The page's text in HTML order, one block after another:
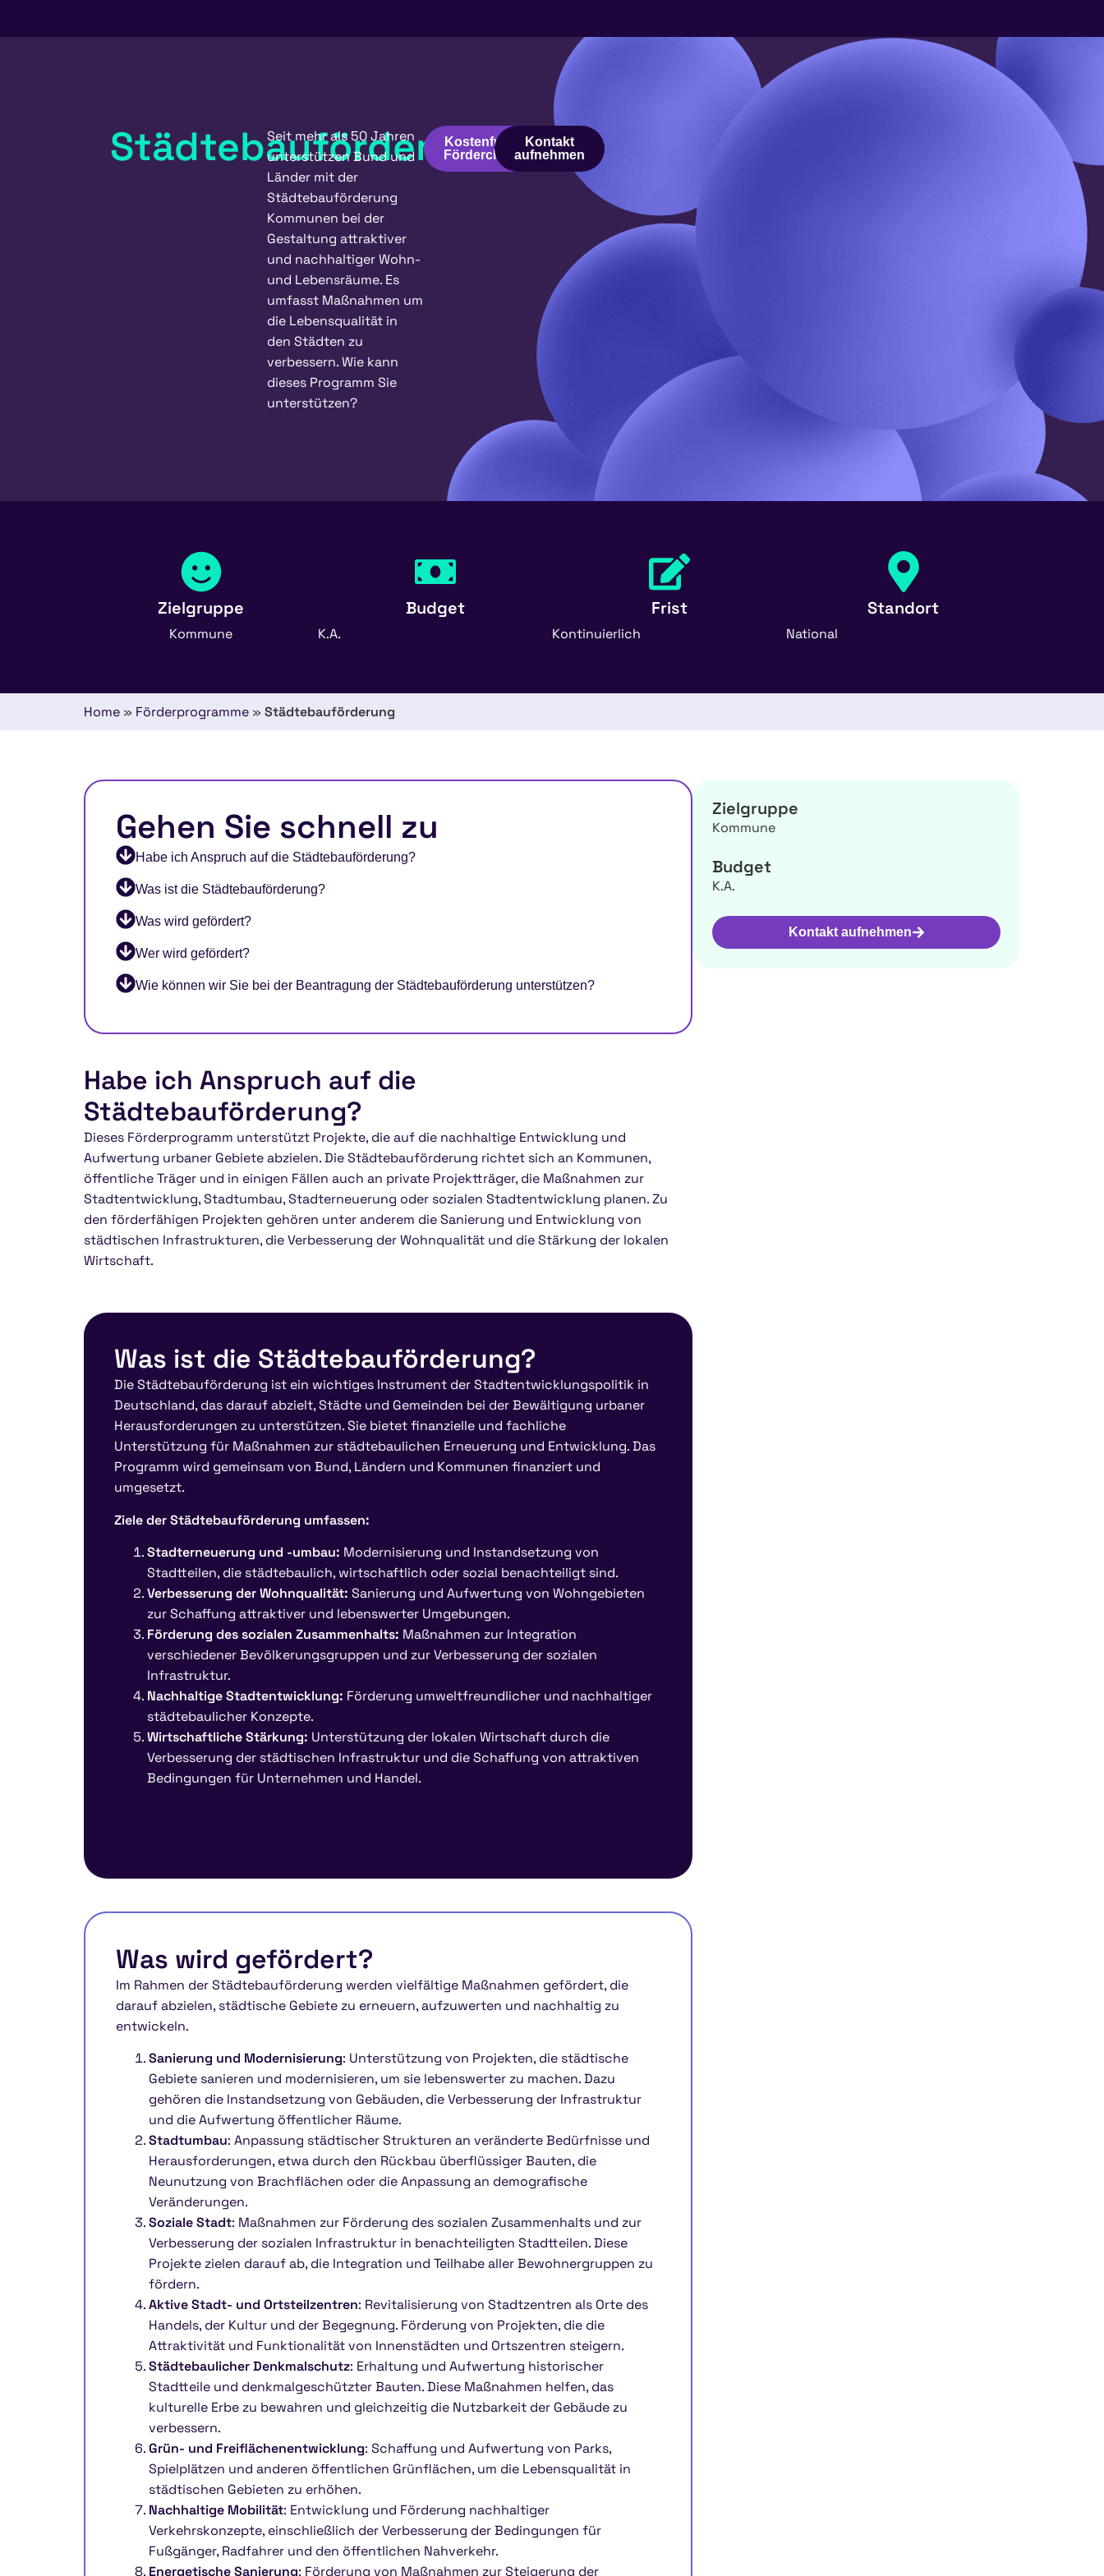
Städtebauförderung
Seit mehr als 50 Jahren
unterstützen Bund und
Länder mit der
Städtebauförderung
Kommunen bei der
Gestaltung attraktiver
und nachhaltiger Wohn-
und Lebensräume. Es
umfasst Maßnahmen um
die Lebensqualität in
den Städten zu
verbessern. Wie kann
dieses Programm Sie
unterstützen?
Kostenfreier
Fördercheck
Kontakt
aufnehmen
Zielgruppe
Kommune
Budget
K.A.
Frist
Kontinuierlich
Standort
National
Home » Förderprogramme » Städtebauförderung
Gehen Sie schnell zu
Habe ich Anspruch auf die Städtebauförderung?
Was ist die Städtebauförderung?
Was wird gefördert?
Wer wird gefördert?
Wie können wir Sie bei der Beantragung der Städtebauförderung unterstützen?
Habe ich Anspruch auf die
Städtebauförderung?
Dieses Förderprogramm unterstützt Projekte, die auf die nachhaltige Entwicklung und
Aufwertung urbaner Gebiete abzielen. Die Städtebauförderung richtet sich an Kommunen,
öffentliche Träger und in einigen Fällen auch an private Projektträger, die Maßnahmen zur
Stadtentwicklung, Stadtumbau, Stadterneuerung oder sozialen Stadtentwicklung planen. Zu
den förderfähigen Projekten gehören unter anderem die Sanierung und Entwicklung von
städtischen Infrastrukturen, die Verbesserung der Wohnqualität und die Stärkung der lokalen
Wirtschaft.
Was ist die Städtebauförderung?
Die Städtebauförderung ist ein wichtiges Instrument der Stadtentwicklungspolitik in
Deutschland, das darauf abzielt, Städte und Gemeinden bei der Bewältigung urbaner
Herausforderungen zu unterstützen. Sie bietet finanzielle und fachliche
Unterstützung für Maßnahmen zur städtebaulichen Erneuerung und Entwicklung. Das
Programm wird gemeinsam von Bund, Ländern und Kommunen finanziert und
umgesetzt.
Ziele der Städtebauförderung umfassen:
Stadterneuerung und -umbau: Modernisierung und Instandsetzung von
Stadtteilen, die städtebaulich, wirtschaftlich oder sozial benachteiligt sind.
Verbesserung der Wohnqualität: Sanierung und Aufwertung von Wohngebieten
zur Schaffung attraktiver und lebenswerter Umgebungen.
Förderung des sozialen Zusammenhalts: Maßnahmen zur Integration
verschiedener Bevölkerungsgruppen und zur Verbesserung der sozialen
Infrastruktur.
Nachhaltige Stadtentwicklung: Förderung umweltfreundlicher und nachhaltiger
städtebaulicher Konzepte.
Wirtschaftliche Stärkung: Unterstützung der lokalen Wirtschaft durch die
Verbesserung der städtischen Infrastruktur und die Schaffung von attraktiven
Bedingungen für Unternehmen und Handel.
Was wird gefördert?
Im Rahmen der Städtebauförderung werden vielfältige Maßnahmen gefördert, die
darauf abzielen, städtische Gebiete zu erneuern, aufzuwerten und nachhaltig zu
entwickeln.
Sanierung und Modernisierung: Unterstützung von Projekten, die städtische
Gebiete sanieren und modernisieren, um sie lebenswerter zu machen. Dazu
gehören die Instandsetzung von Gebäuden, die Verbesserung der Infrastruktur
und die Aufwertung öffentlicher Räume.
Stadtumbau: Anpassung städtischer Strukturen an veränderte Bedürfnisse und
Herausforderungen, etwa durch den Rückbau überflüssiger Bauten, die
Neunutzung von Brachflächen oder die Anpassung an demografische
Veränderungen.
Soziale Stadt: Maßnahmen zur Förderung des sozialen Zusammenhalts und zur
Verbesserung der sozialen Infrastruktur in benachteiligten Stadtteilen. Diese
Projekte zielen darauf ab, die Integration und Teilhabe aller Bewohnergruppen zu
fördern.
Aktive Stadt- und Ortsteilzentren: Revitalisierung von Stadtzentren als Orte des
Handels, der Kultur und der Begegnung. Förderung von Projekten, die die
Attraktivität und Funktionalität von Innenstädten und Ortszentren steigern.
Städtebaulicher Denkmalschutz: Erhaltung und Aufwertung historischer
Stadtteile und denkmalgeschützter Bauten. Diese Maßnahmen helfen, das
kulturelle Erbe zu bewahren und gleichzeitig die Nutzbarkeit der Gebäude zu
verbessern.
Grün- und Freiflächenentwicklung: Schaffung und Aufwertung von Parks,
Spielplätzen und anderen öffentlichen Grünflächen, um die Lebensqualität in
städtischen Gebieten zu erhöhen.
Nachhaltige Mobilität: Entwicklung und Förderung nachhaltiger
Verkehrskonzepte, einschließlich der Verbesserung der Bedingungen für
Fußgänger, Radfahrer und den öffentlichen Nahverkehr.
Energetische Sanierung: Förderung von Maßnahmen zur Steigerung der
Zielgruppe
Kommune
Budget
K.A.
Kontakt aufnehmen